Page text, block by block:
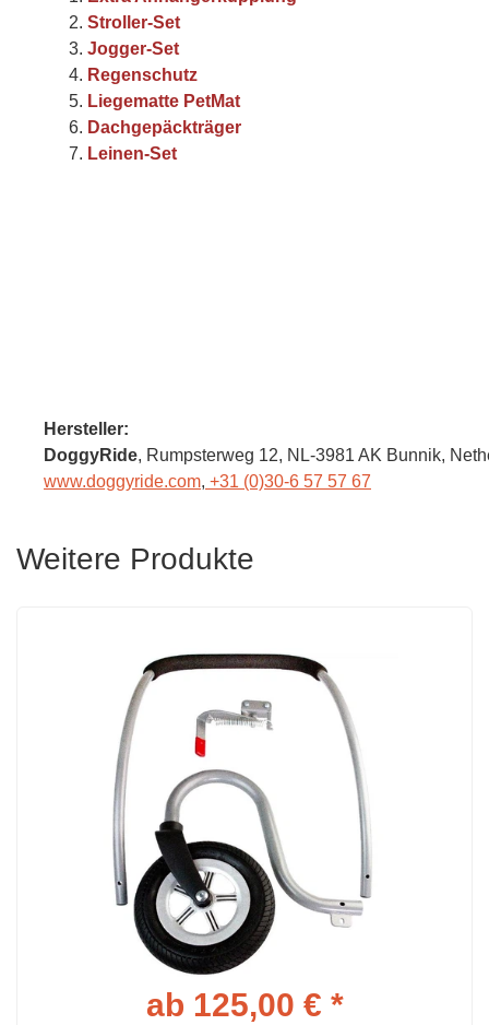
Stroller-Set
Jogger-Set
Regenschutz
Liegematte PetMat
Dachgepäckträger
Leinen-Set
Hersteller:
DoggyRide, Rumpsterweg 12, NL-3981 AK Bunnik,
www.doggyride.com, +31 (0)30-6 57 57 67
Weitere Produkte
ab 125,00 € *